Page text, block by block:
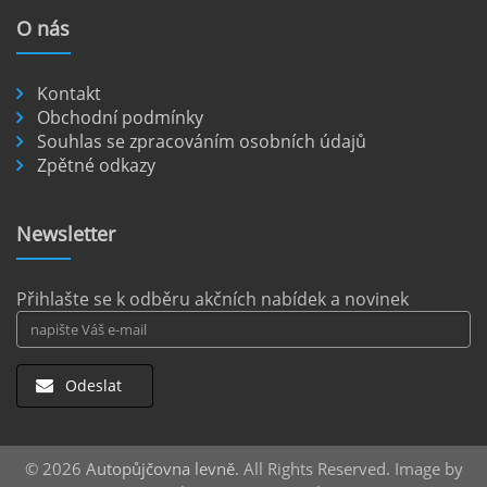
Pronájem auta na letišti Berlín.
Letiště Berlín Brandenburg (BER) je hlavním
dopravním uzlem pro cestovatele mířící do
okolních regionech bez omezení, pronájem
číst :celý článek
O nás
Kontakt
Obchodní podmínky
Souhlas se zpracováním osobních údajů
Zpětné odkazy
Newsletter
Přihlašte se k odběru akčních nabídek a novinek
Odeslat
© 2026 Autopůjčovna levně. All Rights Reserved. Image by